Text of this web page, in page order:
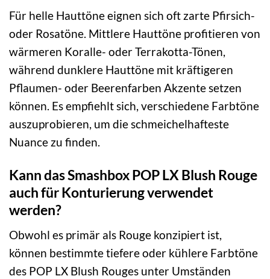
Für helle Hauttöne eignen sich oft zarte Pfirsich-
oder Rosatöne. Mittlere Hauttöne profitieren von
wärmeren Koralle- oder Terrakotta-Tönen,
während dunklere Hauttöne mit kräftigeren
Pflaumen- oder Beerenfarben Akzente setzen
können. Es empfiehlt sich, verschiedene Farbtöne
auszuprobieren, um die schmeichelhafteste
Nuance zu finden.
Kann das Smashbox POP LX Blush Rouge
auch für Konturierung verwendet
werden?
Obwohl es primär als Rouge konzipiert ist,
können bestimmte tiefere oder kühlere Farbtöne
des POP LX Blush Rouges unter Umständen